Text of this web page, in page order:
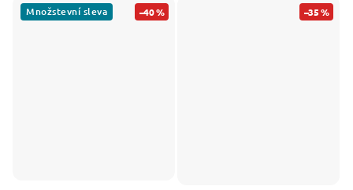
Množstevní sleva –40 % –35 %